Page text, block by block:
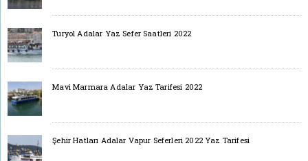
Turyol Adalar Yaz Sefer Saatleri 2022
Mavi Marmara Adalar Yaz Tarifesi 2022
Şehir Hatları Adalar Vapur Seferleri 2022 Yaz Tarifesi